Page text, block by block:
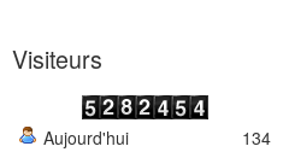
Visiteurs
Aujourd'hui
134